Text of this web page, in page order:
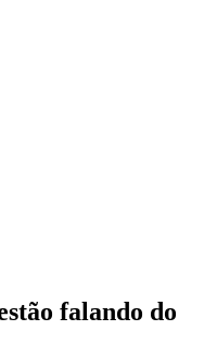
falando do